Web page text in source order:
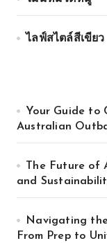
ไลฟ์สไตล์สีเขียว
Your Guide to
Australian
The Future of
and
Navigating
From Prep to